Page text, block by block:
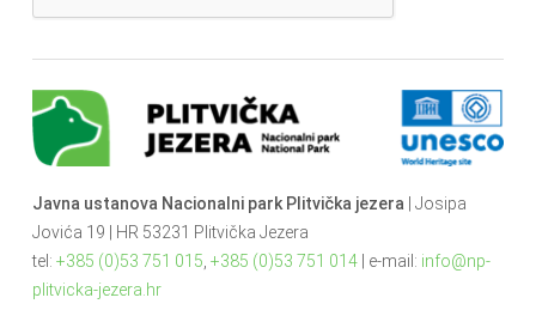
Javna ustanova Nacionalni park Plitvička jezera | Josipa
Jovića 19 | HR 53231 Plitvička Jezera
tel: +385 (0)53 751 015 +385 (0)53 751 014| e-mail: info@np-
plitvicka-jezera.hr